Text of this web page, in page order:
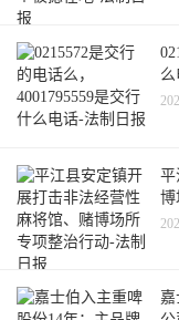
平
博